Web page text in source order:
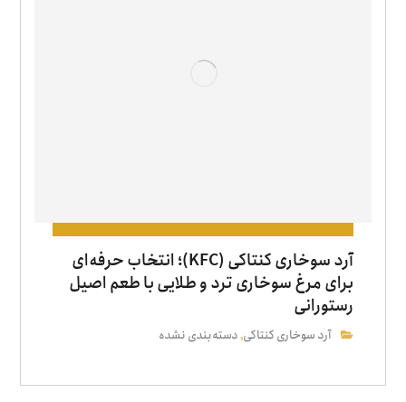
آرد سوخاری کنتاکی (KFC)؛ انتخاب حرفه‌ای
برای مرغ سوخاری ترد و طلایی با طعم اصیل
رستورانی
آرد سوخاری کنتاکی,دسته‌بندی نشده